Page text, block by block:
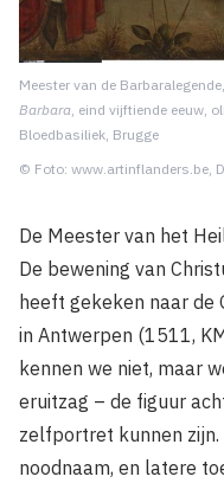
Meester van de Barbaralegende,
Barbara, eind vijftiende eeuw,
Bloedbasiliek, Brugge
© Foto: www.artinflanders.be,
De Meester van het
De bewening van
heeft gekeken naar de
in Antwerpen (1511,
kennen we niet, maar
eruitzag – de figuur
zelfportret kunnen
noodnaam, en latere